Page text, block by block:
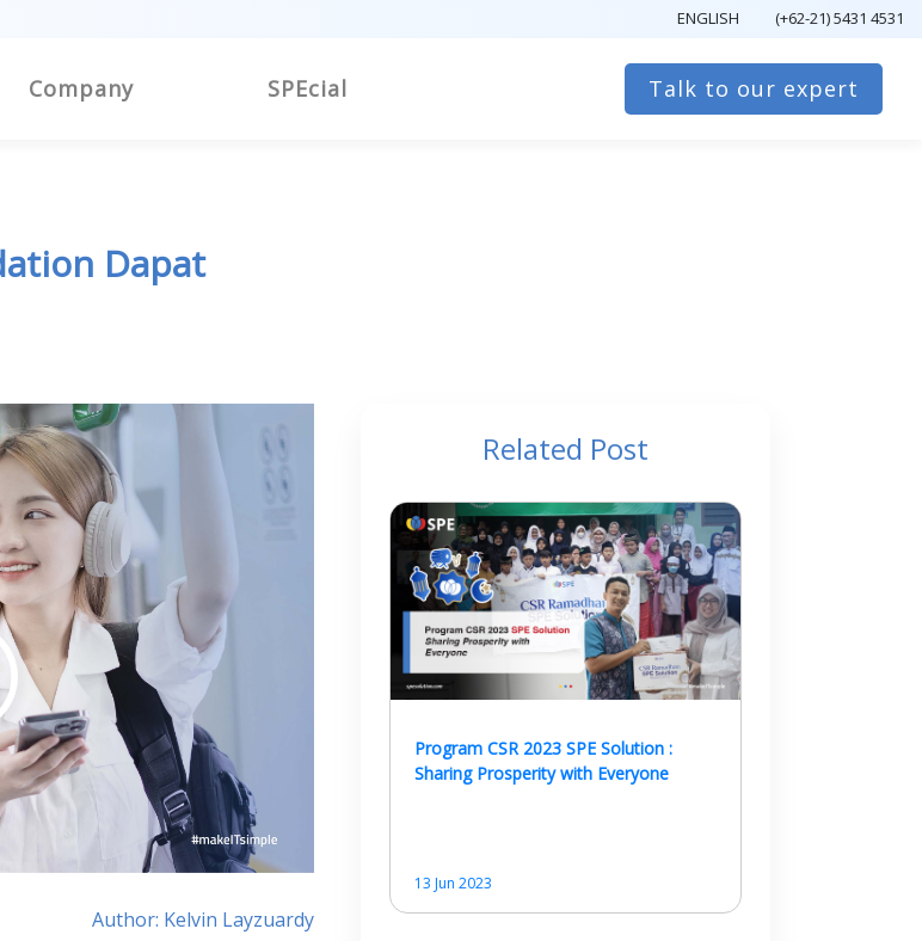
(+62-21) 5431 4531
ENGLISH
Company SPEcial Talk to our expert
Dapat
Author: Kelvin Layzuardy
Related Post
Program CSR 2023 SPE Solution :
Sharing Prosperity with Everyone
13 Jun 2023